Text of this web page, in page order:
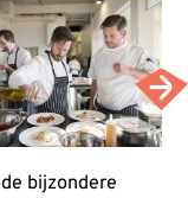
bijzondere